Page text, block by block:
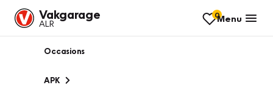
Vakgarage
ALR
0Menu
Occasions
APK